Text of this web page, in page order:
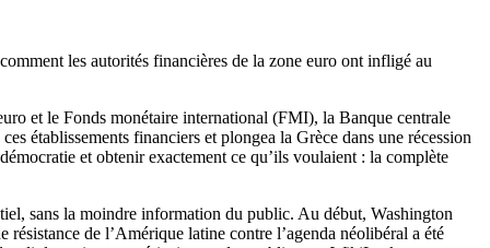
les autorités financières de la zone euro ont infligé au
et le Fonds monétaire international (FMI), la Banque centrale
établissements financiers et plongea la Grèce dans une récession
et obtenir exactement ce qu’ils voulaient : la complète
sans la moindre information du public. Au début, Washington
de l’Amérique latine contre l’agenda néolibéral a été